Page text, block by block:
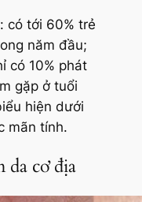
có tới 60% trẻ
năm đầu;
có 10% phát
gặp ở tuổi
hiện dưới
mãn tính.
da cơ địa